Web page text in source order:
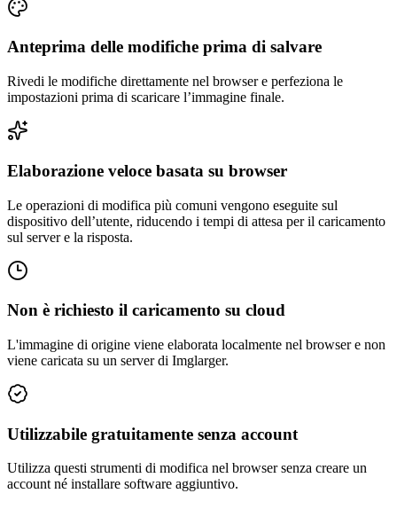
Anteprima delle modifiche prima di salvare
Rivedi le modifiche direttamente nel browser e perfeziona le
impostazioni prima di scaricare l’immagine finale.
Elaborazione veloce basata su browser
Le operazioni di modifica più comuni vengono eseguite sul
dispositivo dell’utente, riducendo i tempi di attesa per il caricamento
sul server e la risposta.
Non è richiesto il caricamento su cloud
L'immagine di origine viene elaborata localmente nel browser e non
viene caricata su un server di Imglarger.
Utilizzabile gratuitamente senza account
Utilizza questi strumenti di modifica nel browser senza creare un
account né installare software aggiuntivo.